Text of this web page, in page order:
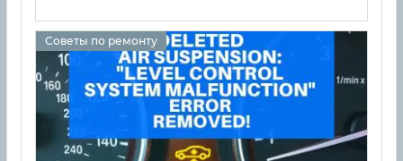
Советы по ремонту